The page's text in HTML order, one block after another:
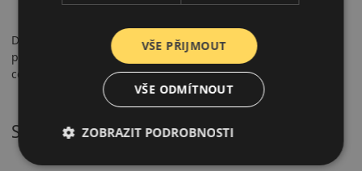
Doporučena pro osobní vozy v městském i meziměstském
provozu. Ideální pro řidiče hledající bezpečné a komfortní
celoroční řešení.
Shrnutí
VŠE PŘIJMOUT
VŠE ODMÍTNOUT
ZOBRAZIT PODROBNOSTI